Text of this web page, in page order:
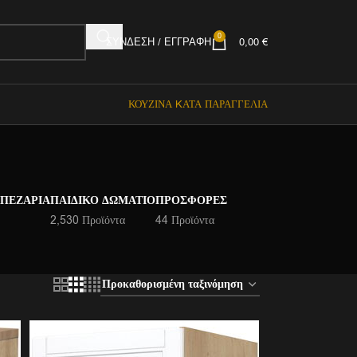
ΣΎΝΔΕΣΗ / ΕΓΓΡΑΦΉ 0 0,00 €
ΚΟΥΖΊΝΑ KΑΤΆ ΠΑΡΑΓΓΕΛΊΑ
ΠΑΙΔΙΚΌ ΔΩΜΆΤΙΟ
2,530 Προϊόντα
ΠΡΟΣΦΟΡΈΣ
44 Προϊόντα